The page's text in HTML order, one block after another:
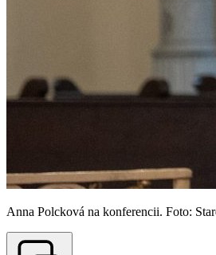
Anna Polcková na konferencii. Foto: